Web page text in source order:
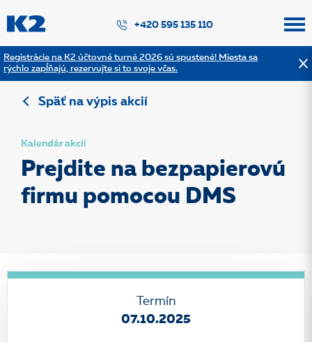
Registrácie na K2 účtovné turné 2026 sú spustené! Miesta sa
rýchlo zapĺňajú, rezervujte si to svoje včas.
+420 595 135 110
Späť na výpis akcií
Kalendár akcií
Prejdite na bezpapierovú
firmu pomocou DMS
Termín
07.10.2025